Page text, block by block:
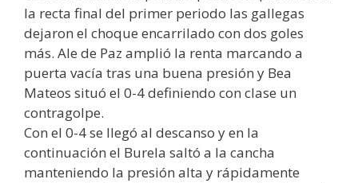
la recta final del primer periodo las gallegas
dejaron el choque encarrilado con dos goles
más. Ale de Paz amplió la renta marcando a
puerta vacía tras una buena presión y Bea
Mateos situó el 0-4 definiendo con clase un
contragolpe.
Con el 0-4 se llegó al descanso y en la
continuación el Burela saltó a la cancha
manteniendo la presión alta y rápidamente